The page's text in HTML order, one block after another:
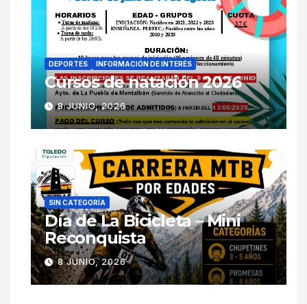
DEPORTES INFORMACIÓN DE INTERÉS
Cursos de natación 2026
8 JUNIO, 2026
SIN CATEGORÍA
Día de La Bicicleta – Mini
Reconquista
8 JUNIO, 2026